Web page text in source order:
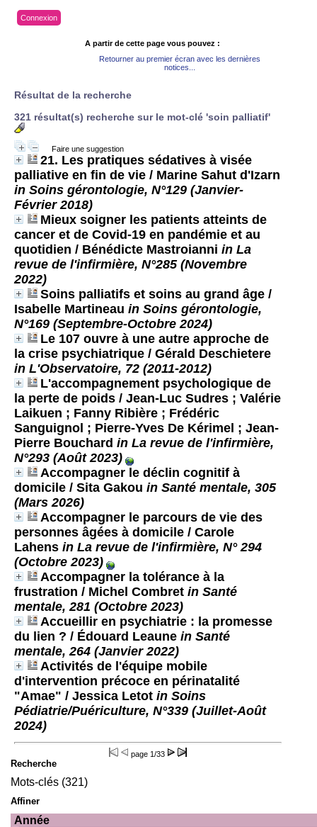
Connexion
A partir de cette page vous pouvez :
Retourner au premier écran avec les dernières
notices...
Résultat de la recherche
321 résultat(s) recherche sur le mot-clé 'soin palliatif'
Faire une suggestion
21. Les pratiques sédatives à visée
palliative en fin de vie / Marine Sahut d'Izarn
in Soins gérontologie, N°129 (Janvier-
Février 2018)
Mieux soigner les patients atteints de
cancer et de Covid-19 en pandémie et au
quotidien / Bénédicte Mastroianni in La
revue de l'infirmière, N°285 (Novembre
2022)
Soins palliatifs et soins au grand âge /
Isabelle Martineau in Soins gérontologie,
N°169 (Septembre-Octobre 2024)
Le 107 ouvre à une autre approche de
la crise psychiatrique / Gérald Deschietere
in L'Observatoire, 72 (2011-2012)
L'accompagnement psychologique de
la perte de poids / Jean-Luc Sudres ; Valérie
Laikuen ; Fanny Ribière ; Frédéric
Sanguignol ; Pierre-Yves De Kérimel ; Jean-
Pierre Bouchard in La revue de l'infirmière,
N°293 (Août 2023)
Accompagner le déclin cognitif à
domicile / Sita Gakou in Santé mentale, 305
(Mars 2026)
Accompagner le parcours de vie des
personnes âgées à domicile / Carole
Lahens in La revue de l'infirmière, N° 294
(Octobre 2023)
Accompagner la tolérance à la
frustration / Michel Combret in Santé
mentale, 281 (Octobre 2023)
Accueillir en psychiatrie : la promesse
du lien ? / Édouard Leaune in Santé
mentale, 264 (Janvier 2022)
Activités de l'équipe mobile
d'intervention précoce en périnatalité
"Amae" / Jessica Letot in Soins
Pédiatrie/Puériculture, N°339 (Juillet-Août
2024)
page 1/33
Recherche
Mots-clés (321)
Affiner
Année